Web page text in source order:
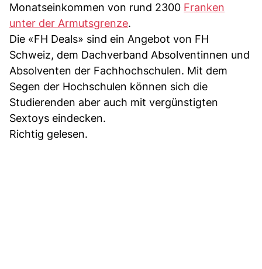
Monatseinkommen von rund 2300 Franken
unter der Armutsgrenze.
Die «FH Deals» sind ein Angebot von FH
Schweiz, dem Dachverband Absolventinnen und
Absolventen der Fachhochschulen. Mit dem
Segen der Hochschulen können sich die
Studierenden aber auch mit vergünstigten
Sextoys eindecken.
Richtig gelesen.